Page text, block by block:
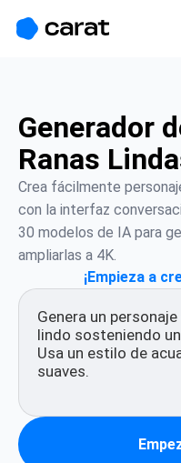
Generador
Ranas
Crea fácilmente
con la interfaz
30 modelos de IA para
ampliarlas a 4K.
¡Empieza a